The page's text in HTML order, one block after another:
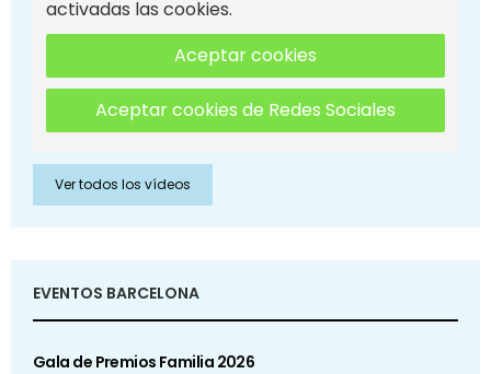
activadas las cookies.
Aceptar cookies
Aceptar cookies de Redes Sociales
Ver todos los vídeos
EVENTOS BARCELONA
Gala de Premios Familia 2026